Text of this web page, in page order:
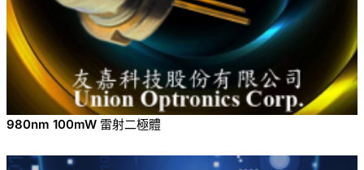
980nm 100mW 雷射二極體